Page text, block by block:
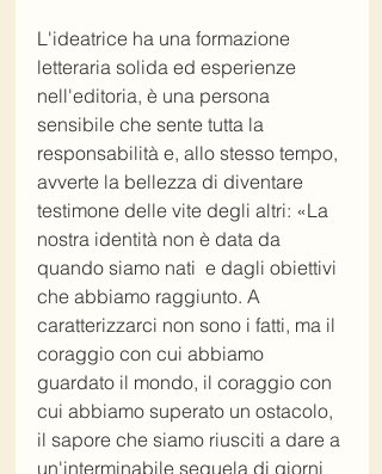
L'ideatrice ha una formazione
letteraria solida ed esperienze
nell'editoria, è una persona
sensibile che sente tutta la
responsabilità e, allo stesso tempo,
avverte la bellezza di diventare
testimone delle vite degli altri: «La
nostra identità non è data da
quando siamo nati  e dagli obiettivi
che abbiamo raggiunto. A
caratterizzarci non sono i fatti, ma il
coraggio con cui abbiamo
guardato il mondo, il coraggio con
cui abbiamo superato un ostacolo,
il sapore che siamo riusciti a dare a
un'interminabile sequela di giorni